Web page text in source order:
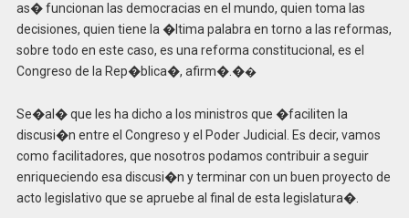
as� funcionan las democracias en el mundo, quien toma las
decisiones, quien tiene la �ltima palabra en torno a las reformas,
sobre todo en este caso, es una reforma constitucional, es el
Congreso de la Rep�blica�, afirm�.��
Se�al� que les ha dicho a los ministros que �faciliten la
discusi�n entre el Congreso y el Poder Judicial. Es decir, vamos
como facilitadores, que nosotros podamos contribuir a seguir
enriqueciendo esa discusi�n y terminar con un buen proyecto de
acto legislativo que se apruebe al final de esta legislatura�.